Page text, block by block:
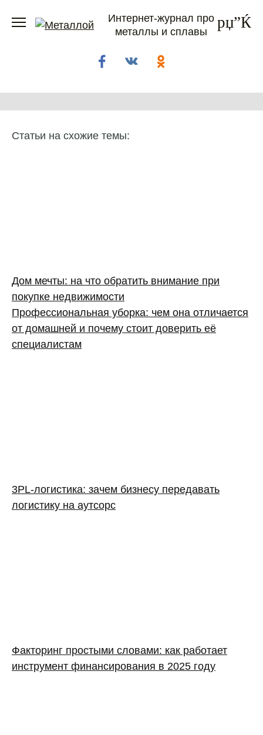
Интернет-журнал про
металлы и сплавы
Статьи на схожие темы:
Дом мечты: на что обратить внимание при
покупке недвижимости
Профессиональная уборка: чем она отличается
от домашней и почему стоит доверить её
специалистам
3PL‑логистика: зачем бизнесу передавать
логистику на аутсорс
Факторинг простыми словами: как работает
инструмент финансирования в 2025 году